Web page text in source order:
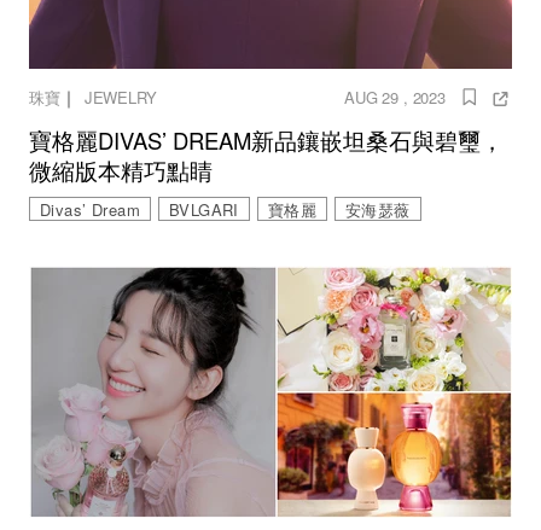
珠寶｜ JEWELRY AUG 29 , 2023
寶格麗DIVAS’ DREAM新品鑲嵌坦桑石與碧璽，
微縮版本精巧點睛
Divas’ Dream BVLGARI 寶格麗 安海瑟薇